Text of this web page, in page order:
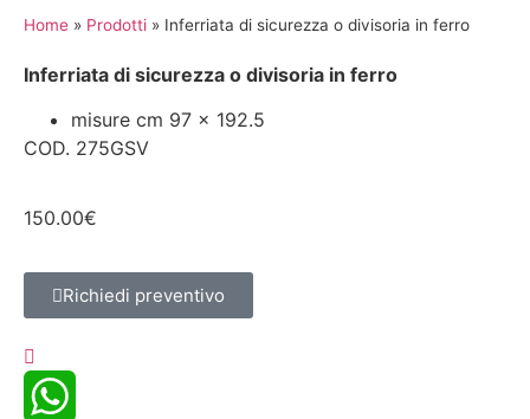
Home » Prodotti » Inferriata di sicurezza o divisoria in ferro
Inferriata di sicurezza o divisoria in ferro
misure cm 97 x 192.5
COD. 275GSV
150.00€
Richiedi preventivo